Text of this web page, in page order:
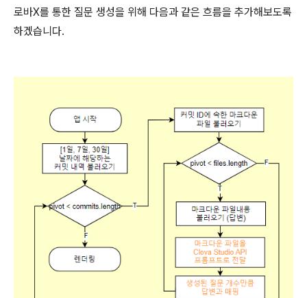
로바X를 통한 질문 생성을 위해 다음과 같은 흐름을 추가해보도록
하겠습니다.